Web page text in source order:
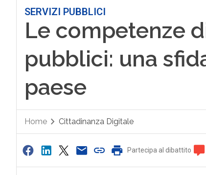
SERVIZI PUBBLICI
Le competenze
pubblici: una
paese
Home Cittadinanza Digitale
Partecipa al dibattito